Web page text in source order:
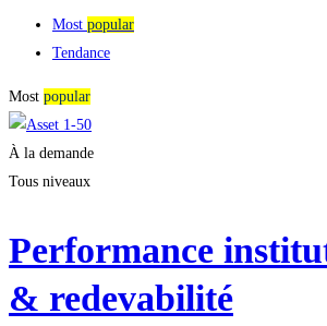
Most popular
Tendance
Most popular
À la demande
Tous niveaux
Performance
& redevabilité